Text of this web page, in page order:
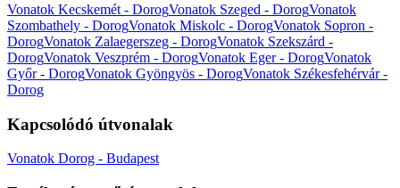
Vonatok Kecskemét - DorogVonatok Szeged - DorogVonatok
Szombathely - DorogVonatok Miskolc - DorogVonatok Sopron -
DorogVonatok Zalaegerszeg - DorogVonatok Szekszárd -
DorogVonatok Veszprém - DorogVonatok Eger - DorogVonatok
Győr - DorogVonatok Gyöngyös - DorogVonatok Székesfehérvár -
Dorog
Kapcsolódó útvonalak
Vonatok Dorog - Budapest